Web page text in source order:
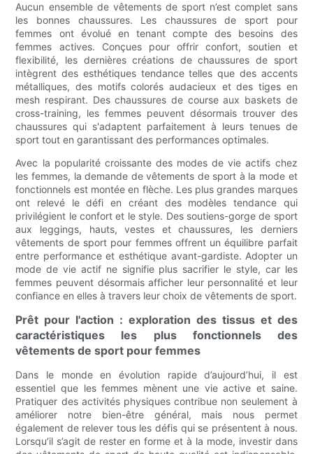
Aucun ensemble de vêtements de sport n’est complet sans
les bonnes chaussures. Les chaussures de sport pour
femmes ont évolué en tenant compte des besoins des
femmes actives. Conçues pour offrir confort, soutien et
flexibilité, les dernières créations de chaussures de sport
intègrent des esthétiques tendance telles que des accents
métalliques, des motifs colorés audacieux et des tiges en
mesh respirant. Des chaussures de course aux baskets de
cross-training, les femmes peuvent désormais trouver des
chaussures qui s'adaptent parfaitement à leurs tenues de
sport tout en garantissant des performances optimales.
Avec la popularité croissante des modes de vie actifs chez
les femmes, la demande de vêtements de sport à la mode et
fonctionnels est montée en flèche. Les plus grandes marques
ont relevé le défi en créant des modèles tendance qui
privilégient le confort et le style. Des soutiens-gorge de sport
aux leggings, hauts, vestes et chaussures, les derniers
vêtements de sport pour femmes offrent un équilibre parfait
entre performance et esthétique avant-gardiste. Adopter un
mode de vie actif ne signifie plus sacrifier le style, car les
femmes peuvent désormais afficher leur personnalité et leur
confiance en elles à travers leur choix de vêtements de sport.
Prêt pour l'action : exploration des tissus et des
caractéristiques les plus fonctionnels des
vêtements de sport pour femmes
Dans le monde en évolution rapide d’aujourd’hui, il est
essentiel que les femmes mènent une vie active et saine.
Pratiquer des activités physiques contribue non seulement à
améliorer notre bien-être général, mais nous permet
également de relever tous les défis qui se présentent à nous.
Lorsqu’il s’agit de rester en forme et à la mode, investir dans